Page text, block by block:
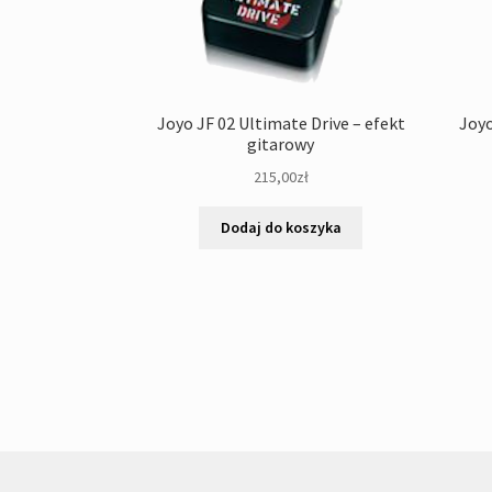
Joyo JF 02 Ultimate Drive – efekt
gitarowy
215,00zł
Dodaj do koszyka